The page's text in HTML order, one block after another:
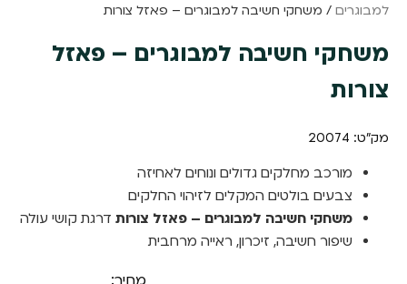
למבוגרים / משחקי חשיבה למבוגרים – פאזל צורות
משחקי חשיבה למבוגרים – פאזל
צורות
מק"ט: 20074
מורכב מחלקים גדולים ונוחים לאחיזה
צבעים בולטים המקלים לזיהוי החלקים
משחקי חשיבה למבוגרים – פאזל צורות דרגת קושי עולה
שיפור חשיבה, זיכרון, ראייה מרחבית